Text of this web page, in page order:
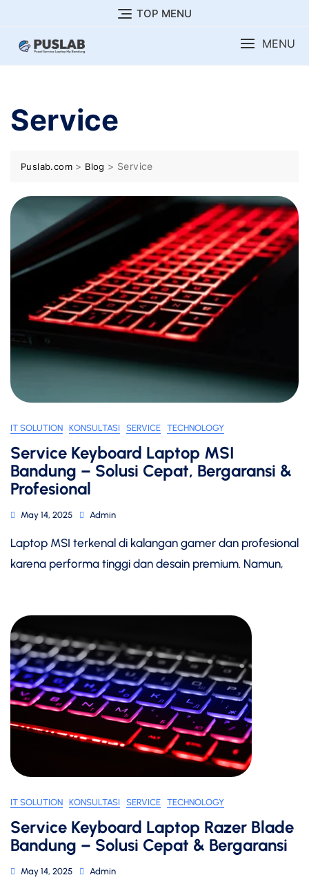
content
TOP MENU
MENU
Service
Puslab.com > Blog > Service
IT SOLUTION KONSULTASI SERVICE TECHNOLOGY
Service Keyboard Laptop MSI
Bandung – Solusi Cepat, Bergaransi &
Profesional
May 14, 2025 Admin
Laptop MSI terkenal di kalangan gamer dan profesional
karena performa tinggi dan desain premium. Namun,
IT SOLUTION KONSULTASI SERVICE TECHNOLOGY
Service Keyboard Laptop Razer Blade
Bandung – Solusi Cepat & Bergaransi
May 14, 2025 Admin